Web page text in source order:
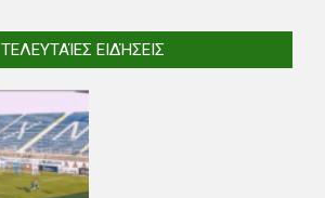
ΤΕΛΕΥΤΑΊΕΣ ΕΙΔΉΣΕΙΣ